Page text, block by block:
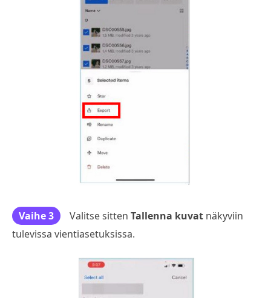
Vaihe 3 Valitse sitten Tallenna kuvat näkyviin
tulevissa vientiasetuksissa.